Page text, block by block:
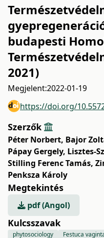
budapesti
2021)
Megjelent:2022-01-19
https://doi.org/
Szerzők
Péter Norbert, Bajor
Pápay Gergely, Lisztes-
Stilling Ferenc Tamás,
Penksza Károly
Megtekintés
pdf (Angol)
Kulcsszavak
phytosociology Festuca